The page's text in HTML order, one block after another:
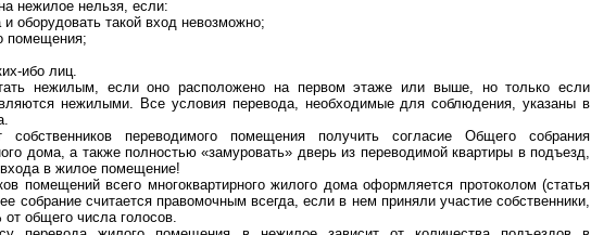
нежилое нельзя, если:
оборудовать такой вход невозможно;
помещения;
ибо лиц.
нежилым, если оно расположено на первом этаже или выше, но только если
нежилыми. Все условия перевода, необходимые для соблюдения, указаны в
переводимого помещения получить согласие Общего собрания
дома, а также полностью «замуровать» дверь из переводимой квартиры в подъезд,
в жилое помещение!
помещений всего многоквартирного жилого дома оформляется протоколом (статья
собрание считается правомочным всегда, если в нем приняли участие собственники,
общего числа голосов.